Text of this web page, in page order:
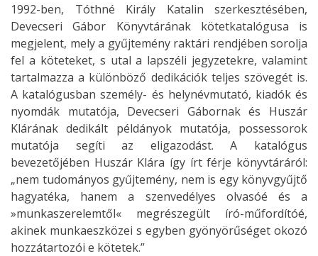
1992-ben, Tóthné Király Katalin szerkesztésében,
Devecseri Gábor Könyvtárának kötetkatalógusa is
megjelent, mely a gyűjtemény raktári rendjében sorolja
fel a köteteket, s utal a lapszéli jegyzetekre, valamint
tartalmazza a különböző dedikációk teljes szövegét is.
A katalógusban személy- és helynévmutató, kiadók és
nyomdák mutatója, Devecseri Gábornak és Huszár
Klárának dedikált példányok mutatója, possessorok
mutatója segíti az eligazodást. A katalógus
bevezetőjében Huszár Klára így írt férje könyvtáráról:
„nem tudományos gyűjtemény, nem is egy könyvgyűjtő
hagyatéka, hanem a szenvedélyes olvasóé és a
»munkaszerelemtől« megrészegült író-műfordítóé,
akinek munkaeszközei s egyben gyönyörűséget okozó
hozzátartozói e kötetek.”